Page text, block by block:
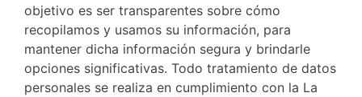
objetivo es ser transparentes sobre cómo
recopilamos y usamos su información, para
mantener dicha información segura y brindarle
opciones significativas. Todo tratamiento de datos
personales se realiza en cumplimiento con la La